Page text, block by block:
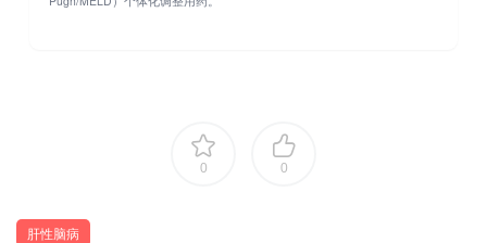
0 0
肝性脑病